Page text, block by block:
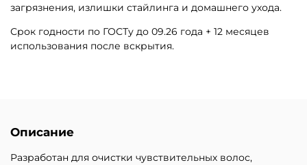
загрязнения, излишки стайлинга и домашнего ухода.
Срок годности по ГОСТу до 09.26 года + 12 месяцев
использования после вскрытия.
Описание
Разработан для очистки чувствительных волос,